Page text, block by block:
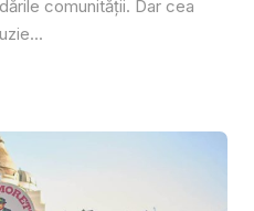
comunității. Dar cea